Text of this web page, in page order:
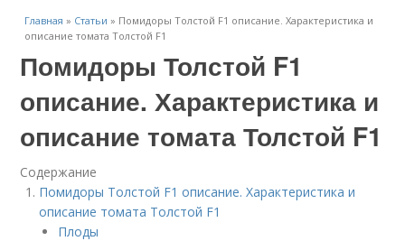
Главная » Статьи » Помидоры Толстой F1 описание. Характеристика и
описание томата Толстой F1
Помидоры Толстой F1
описание. Характеристика и
описание томата Толстой F1
Содержание
Помидоры Толстой F1 описание. Характеристика и
описание томата Толстой F1
Плоды